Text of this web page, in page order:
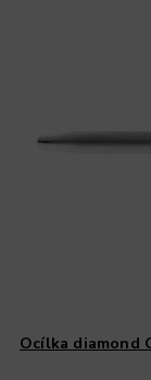
Ocílka diamond